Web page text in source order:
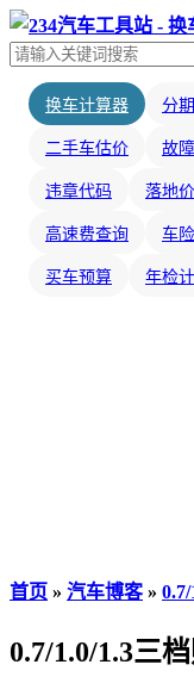
换车计算器 分
二手车估价 故
违章代码 落地价
高速费查询 车
买车预算 年检
首页 » 汽车博客»
0.7/1.0/1.3三